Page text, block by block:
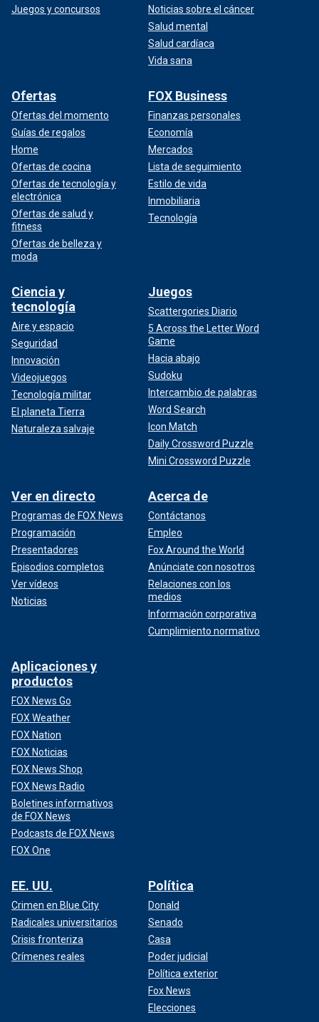
Juegos y concursos
Noticias sobre el cáncer
Salud mental
Salud cardíaca
Vida sana
Ofertas
Ofertas del momento
Guías de regalos
Home
Ofertas de cocina
Ofertas de tecnología y
electrónica
Ofertas de salud y
fitness
Ofertas de belleza y
moda
FOX Business
Finanzas personales
Economía
Mercados
Lista de seguimiento
Estilo de vida
Inmobiliaria
Tecnología
Ciencia y
tecnología
Aire y espacio
Seguridad
Innovación
Videojuegos
Tecnología militar
El planeta Tierra
Naturaleza salvaje
Juegos
Scattergories Diario
5 Across the Letter Word
Game
Hacia abajo
Sudoku
Intercambio de palabras
Word Search
Icon Match
Daily Crossword Puzzle
Mini Crossword Puzzle
Ver en directo
Programas de FOX News
Programación
Presentadores
Episodios completos
Ver vídeos
Noticias
Acerca de
Contáctanos
Empleo
Fox Around the World
Anúnciate con nosotros
Relaciones con los
medios
Información corporativa
Cumplimiento normativo
Aplicaciones y
productos
FOX News Go
FOX Weather
FOX Nation
FOX Noticias
FOX News Shop
FOX News Radio
Boletines informativos
de FOX News
Podcasts de FOX News
FOX One
EE. UU.
Crimen en Blue City
Radicales universitarios
Crisis fronteriza
Crímenes reales
Política
Donald
Senado
Casa
Poder judicial
Política exterior
Fox News
Elecciones